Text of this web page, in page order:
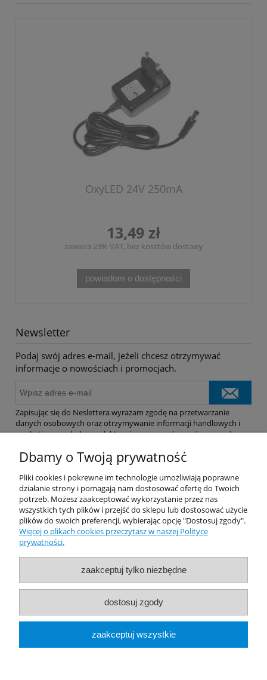
OxyLED 24V 250mA
13,49 zł
zawiera 23% VAT, bez kosztów dostawy
powiadom o dostępności
Newsletter
Podaj swój adres e-mail, jeżeli chcesz otrzymywać
informacje o nowościach i promocjach.
Zapisując się do Neslettera wyrażam zgodę na przetwarzanie
danych osobowych oraz otrzymywanie informacji handlowych i
marketingowych drogą elektroniczną na podany adres e-mail.
Pomoc
Dostawa
Moje konto
O firmie
Rekomendowane Strony
Dbamy o Twoją prywatność
Pliki cookies i pokrewne im technologie umożliwiają poprawne
działanie strony i pomagają nam dostosować ofertę do Twoich
potrzeb. Możesz zaakceptować wykorzystanie przez nas
wszystkich tych plików i przejść do sklepu lub dostosować użycie
plików do swoich preferencji, wybierając opcję "Dostosuj zgody".
Więcej o plikach cookies przeczytasz w naszej Polityce
prywatności.
zaakceptuj tylko niezbędne
dostosuj zgody
zaakceptuj wszystkie